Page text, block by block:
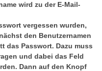
wird zu der E-Mail-
vergessen wurden,
den Benutzernamen
das Passwort. Dazu muss
und dabei das Feld
Dann auf den Knopf